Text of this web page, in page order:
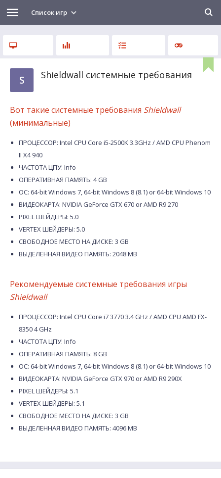
Список игр
S Shieldwall системные требования
Вот такие системные требования Shieldwall
(минимальные)
ПРОЦЕССОР: Intel CPU Core i5-2500K 3.3GHz / AMD CPU Phenom
II X4 940
ЧАСТОТА ЦПУ: Info
ОПЕРАТИВНАЯ ПАМЯТЬ: 4 GB
ОС: 64-bit Windows 7, 64-bit Windows 8 (8.1) or 64-bit Windows 10
ВИДЕОКАРТА: NVIDIA GeForce GTX 670 or AMD R9 270
PIXEL ШЕЙДЕРЫ: 5.0
VERTEX ШЕЙДЕРЫ: 5.0
СВОБОДНОЕ МЕСТО НА ДИСКЕ: 3 GB
ВЫДЕЛЕННАЯ ВИДЕО ПАМЯТЬ: 2048 MB
Рекомендуемые системные требования игры
Shieldwall
ПРОЦЕССОР: Intel CPU Core i7 3770 3.4 GHz / AMD CPU AMD FX-
8350 4 GHz
ЧАСТОТА ЦПУ: Info
ОПЕРАТИВНАЯ ПАМЯТЬ: 8 GB
ОС: 64-bit Windows 7, 64-bit Windows 8 (8.1) or 64-bit Windows 10
ВИДЕОКАРТА: NVIDIA GeForce GTX 970 or AMD R9 290X
PIXEL ШЕЙДЕРЫ: 5.1
VERTEX ШЕЙДЕРЫ: 5.1
СВОБОДНОЕ МЕСТО НА ДИСКЕ: 3 GB
ВЫДЕЛЕННАЯ ВИДЕО ПАМЯТЬ: 4096 MB